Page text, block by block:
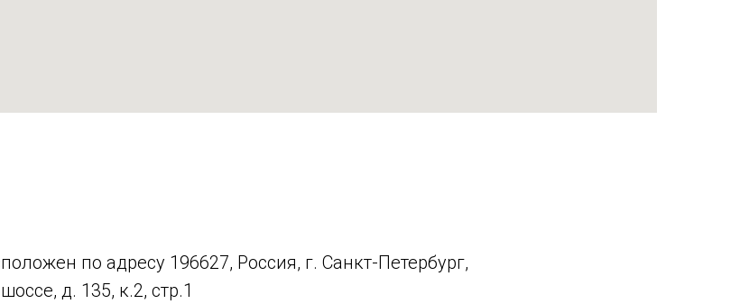
по адресу 196627, Россия, г. Санкт-Петербург,
д. 135, к.2, стр.1